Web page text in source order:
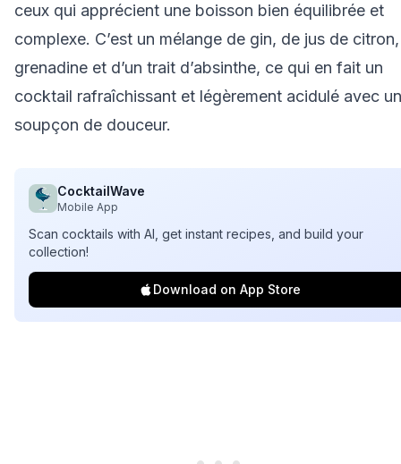
ceux qui apprécient une boisson bien équilibrée et
complexe. C’est un mélange de gin, de jus de
grenadine et d’un trait d’absinthe, ce qui en fait un
cocktail rafraîchissant et légèrement acidulé avec un
soupçon de douceur.
CocktailWave
Mobile App
Scan cocktails with AI, get instant recipes, and build your
collection!
Download on App Store